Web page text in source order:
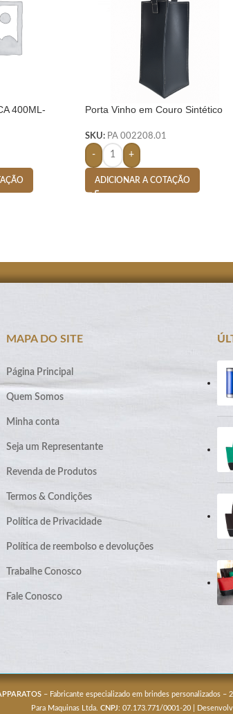
400ML-
Porta Vinho em Couro Sintético
SKU: PA 002208.01
- +
ADICIONAR A COTAÇÃO
MAPA DO SITE
Página Principal
Quem Somos
Minha conta
Seja um Representante
Revenda de Produtos
Termos & Condições
Política de Privacidade
Política de reembolso e devoluções
Trabalhe Conosco
Fale Conosco
– Fabricante especializado em brindes personalizados
Para Maquinas Ltda. CNPJ: 07.173.771/0001-20 |